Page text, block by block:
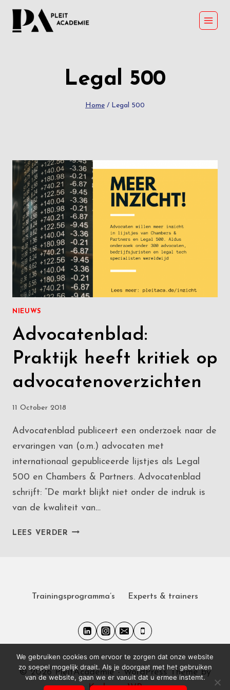
Skip
Legal 500
Home / Legal 500
NIEUWS
Advocatenblad:
Praktijk heeft kritiek op
advocatenoverzichten
11 October 2018
Advocatenblad publiceert een onderzoek naar de
ervaringen van (o.m.) advocaten met
internationaal gepubliceerde lijstjes als Legal
500 en Chambers & Partners. Advocatenblad
schrijft: “De markt blijkt niet onder de indruk is
van de kwaliteit van…
LEES VERDER ADVOCATENBLAD:
ADVOCATENOVERZICHTEN
Trainingsprogramma’s Experts & trainers
© 2026 PleitAcademie - WordPress Theme by
Kadence WP
We gebruiken cookies om ervoor te zorgen dat onze website
zo soepel mogelijk draait. Als je doorgaat met het gebruiken
van de website, gaan we er vanuit dat u ermee instemt.